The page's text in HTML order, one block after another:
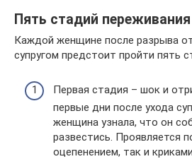
Пять стадий
Каждой женщине после разрыва
супругом предстоит пройти пять
Первая стадия – шок и
первые дни после ухода
женщина узнала, что он
развестись. Проявляется
оцепенением, так и